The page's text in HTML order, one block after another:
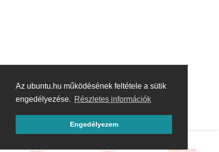
Az ubuntu.hu működésének feltétele a sütik
engedélyezése. Részletes információk
Engedélyezem
Bejelentkezés